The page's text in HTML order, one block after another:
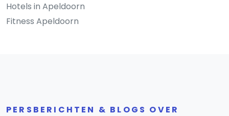
Hotels in Apeldoorn
Fitness Apeldoorn
PERSBERICHTEN & BLOGS OVER